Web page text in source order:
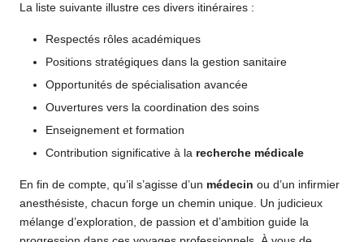
La liste suivante illustre ces divers itinéraires :
Respectés rôles académiques
Positions stratégiques dans la gestion sanitaire
Opportunités de spécialisation avancée
Ouvertures vers la coordination des soins
Enseignement et formation
Contribution significative à la recherche médicale
En fin de compte, qu’il s’agisse d’un médecin ou d’un infirmier
anesthésiste, chacun forge un chemin unique. Un judicieux
mélange d’exploration, de passion et d’ambition guide la